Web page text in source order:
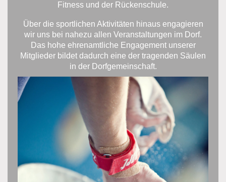
Fitness und der Rückenschule.
Über die sportlichen Aktivitäten hinaus engagieren
wir uns bei nahezu allen Veranstaltungen im Dorf.
Das hohe ehrenamtliche Engagement unserer
Mitglieder bildet dadurch eine der tragenden Säulen
in der Dorfgemeinschaft.